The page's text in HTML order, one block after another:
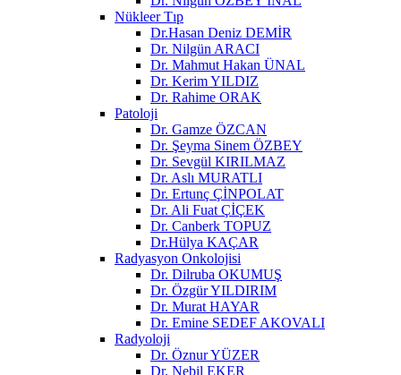
Nükleer Tıp
Dr.Hasan Deniz DEMİR
Dr. Nilgün ARACI
Dr. Mahmut Hakan ÜNAL
Dr. Kerim YILDIZ
Dr. Rahime ORAK
Patoloji
Dr. Gamze ÖZCAN
Dr. Şeyma Sinem ÖZBEY
Dr. Sevgül KIRILMAZ
Dr. Aslı MURATLI
Dr. Ertunç ÇİNPOLAT
Dr. Ali Fuat ÇİÇEK
Dr. Canberk TOPUZ
Dr.Hülya KAÇAR
Radyasyon Onkolojisi
Dr. Dilruba OKUMUŞ
Dr. Özgür YILDIRIM
Dr. Murat HAYAR
Dr. Emine SEDEF AKOVALI
Radyoloji
Dr. Öznur YÜZER
Dr. Nebil EKER